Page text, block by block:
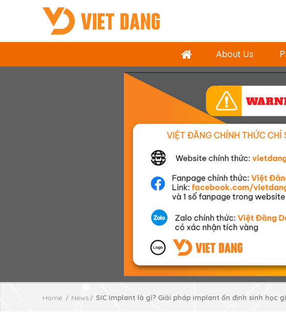
About Us
Home News SIC Implant là gì? Giải pháp implant ổn định sinh học